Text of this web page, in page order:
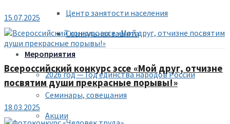
Центр занятости населения
Социальная защита
Мероприятия
2026 год — Год единства народов России
Семинары, совещания
Акции
15.07.2025
Всероссийский конкурс эссе «Мой друг, отчизне
посвятим души прекрасные порывы!»
18.03.2025